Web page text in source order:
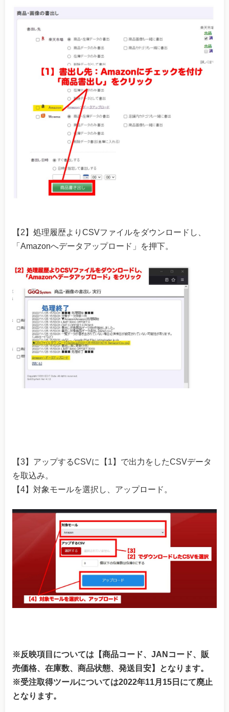
【2】処理履歴よりCSVファイルをダウンロードし、
「Amazonへデータアップロード」を押下。
【3】アップするCSVに【1】で出力をしたCSVデータ
を取込み。
【4】対象モールを選択し、アップロード。
※反映項目については【商品コード、JANコード、販
売価格、在庫数、商品状態、発送目安】となります。
※受注取得ツールについては2022年11月15日にて廃止
となります。